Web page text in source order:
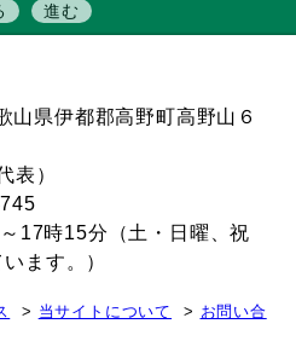
進む
県伊都郡高野町高野山６
表）
17時15分（土・日曜、祝
ます。）
当サイトについて
お問い合